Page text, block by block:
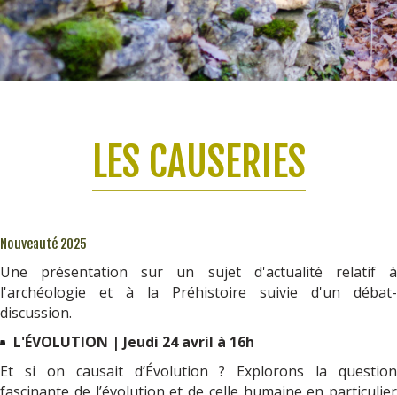
LES CAUSERIES
Nouveauté 2025
Une présentation sur un sujet d'actualité relatif à
l'archéologie et à la Préhistoire suivie d'un débat-
discussion.
L'ÉVOLUTION | Jeudi 24 avril à 16h
Et si on causait d’Évolution ? Explorons la question